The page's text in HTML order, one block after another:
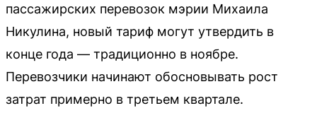
пассажирских перевозок мэрии Михаила
Никулина, новый тариф могут утвердить в
конце года — традиционно в ноябре.
Перевозчики начинают обосновывать рост
затрат примерно в третьем квартале.